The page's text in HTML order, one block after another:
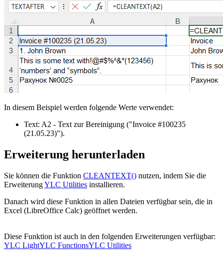
In diesem Beispiel werden folgende Werte verwendet:
Text: A2 - Text zur Bereinigung ("Invoice #100235
(21.05.23)").
Erweiterung herunterladen
Sie können die Funktion CLEANTEXT() nutzen, indem Sie die
ErweiterungYLC Utilities installieren.
Danach wird diese Funktion in allen Dateien verfügbar sein, die in
Excel (LibreOffice Calc) geöffnet werden.
Diese Funktion ist auch in den folgenden Erweiterungen verfügbar:
YLC LightYLC FunctionsYLC Utilities